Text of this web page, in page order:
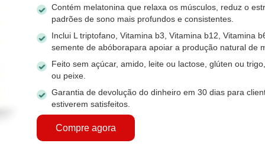
Contém melatonina que relaxa os músculos, reduz o
padrões de sono mais profundos e consistentes.
Inclui L triptofano, Vitamina b3, Vitamina b12, Vitamina
semente de abóborapara apoiar a produção natural de
Feito sem açúcar, amido, leite ou lactose, glúten ou
ou peixe.
Garantia de devolução do dinheiro em 30 dias para
estiverem satisfeitos.
Compre agora